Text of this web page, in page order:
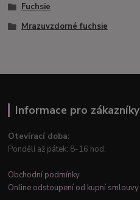
Fuchsie
Mrazuvzdorné fuchsie
Informace pro zákazníky
Otevírací doba:
Pondělí až pátek: 8-16 hod.
Obchodní podmínky
Online odstoupení od kupní smlouvy